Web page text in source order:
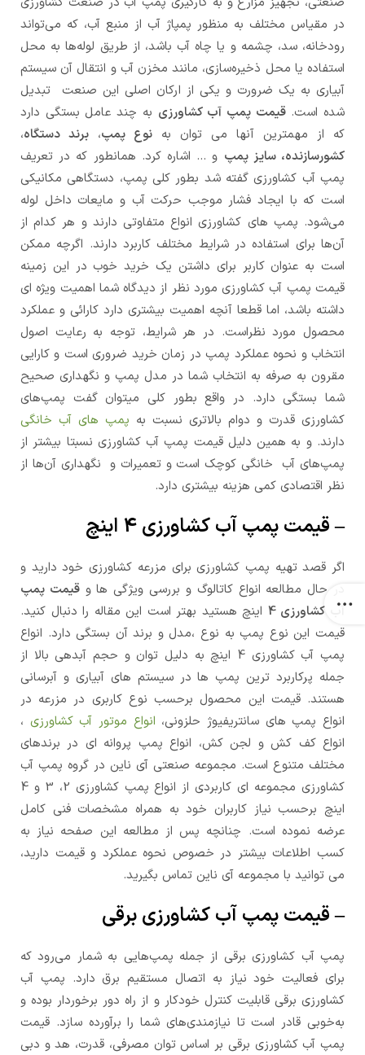
در مقیاس مختلف به منظور پمپاژ آب از منبع آب، كه می‌تواند
رودخانه، سد، چشمه و یا چاه آب باشد، از طریق لوله‌ها به محل
استفاده یا محل ذخیره‌سازی، مانند مخزن آب و انتقال آن سیستم
آبیاری به یک ضرورت و یکی از ارکان اصلی این صنعت تبدیل
شده است.قیمت پمپ آب کشاورزی به چند عامل بستگی دارد
که از مهمترین آنها می توان به نوع پمپ، برند دستگاه،
کشورسازنده، سایز پمپ و … اشاره کرد. همانطور که در تعریف
پمپ آب کشاورزی گفته شد بطور کلی پمپ، دستگاهی مکانیکی
است که با ایجاد فشار موجب حرکت آب و مایعات داخل لوله
می‌شود. پمپ‌ های کشاورزی انواع متفاوتی دارند و هر کدام از
آن‌ها برای استفاده در شرایط مختلف کاربرد دارند. اگرچه ممکن
است به عنوان کاربر برای داشتن یک خرید خوب در این زمینه
قیمت پمپ آب کشاورزی مورد نظر از دیدگاه شما اهمیت ویژه ای
داشته باشد،‌ اما قطعا آنچه اهمیت بیشتری دارد کارائی و عملکرد
محصول مورد نظراست. در هر شرایط، توجه به رعایت اصول
انتخاب و نحوه عملکرد پمپ در زمان خرید ضروری است و کارایی
مقرون ‌به ‌صرفه به انتخاب شما در مدل پمپ و نگهداری صحیح
شما بستگی دارد. در واقع بطور کلی میتوان گفت پمپ‌های
کشاورزی قدرت و دوام بالاتری نسبت به پمپ های آب خانگی
دارند. و به همین دلیل قیمت پمپ آب کشاورزی نسبتا بیشتر از
پمپ‌های آب خانگی کوچک است و تعمیرات و نگهداری آن‌ها از
نظر اقتصادی کمی هزینه بیشتری دارد.
– قیمت پمپ آب کشاورزی 4 اینچ
اگر قصد تهیه پمپ کشاورزی برای مزرعه کشاورزی خود دارید و
در حال مطالعه انواع کاتالوگ و بررسی ویژگی ها وقیمت پمپ
آب کشاورزی 4
اینچ هستید بهتر است این مقاله را دنبال کنید.
قیمت این نوع پمپ به نوع ،مدل و برند آن بستگی دارد. انواع
پمپ آب کشاورزی 4 اینچ به دلیل توان و حجم آبدهی بالا از
جمله پرکاربرد ترین پمپ ها در سیستم های آبیاری و آبرسانی
هستند. قیمت این محصول برحسب نوع کاربری در مزرعه در
انواع پمپ های سانتریفیوژ حلزونی، انواع موتور آب کشاورزی ،
انواع کف کش و لجن کش، انواع پمپ پروانه ای در برندهای
مختلف متنوع است. مجموعه صنعتی آی ناین در گروه پمپ آب
کشاورزی مجموعه ای کاربردی از انواع پمپ کشاورزی 2، 3 و 4
اینچ برحسب نیاز کاربران خود به همراه مشخصات فنی کامل
عرضه نموده است. چنانچه پس از مطالعه این صفحه نیاز به
کسب اطلاعات بیشتر در خصوص نحوه عملکرد و قیمت دارید،
می توانید با مجموعه آی ناین تماس بگیرید.
– قیمت پمپ آب کشاورزی برقی
پمپ آب کشاورزی برقی از جمله پمپ‌هایی به شمار می‌رود که
برای فعالیت خود نیاز به اتصال مستقیم برق دارد. پمپ آب
کشاورزی برقی قابلیت کنترل خودکار و از راه دور برخوردار بوده و
به‌خوبی قادر است تا نیازمندی‌های شما را برآورده سازد. قیمت
پمپ آب کشاورزی برقی بر اساس توان مصرفی، قدرت، هد و دبی